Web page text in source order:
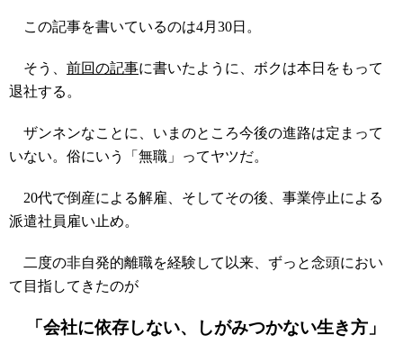
この記事を書いているのは4月30日。
そう、 前回の記事に書いたように、ボクは本日をもって
退社する。
ザンネンなことに、いまのところ今後の進路は定まって
いない。俗にいう「無職」ってヤツだ。
20代で倒産による解雇、そしてその後、事業停止による
派遣社員雇い止め。
二度の非自発的離職を経験して以来、ずっと念頭におい
て目指してきたのが
「会社に依存しない、しがみつかない生き方」